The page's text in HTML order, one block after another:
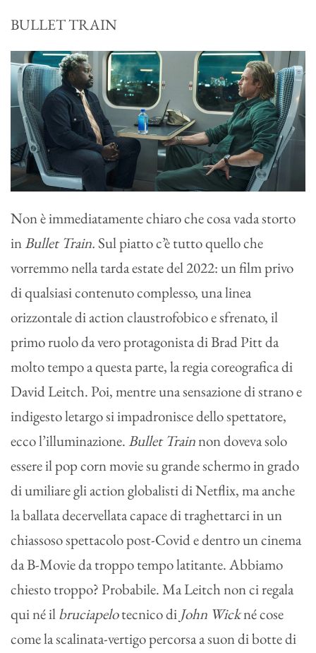
BULLET TRAIN
Non è immediatamente chiaro che cosa vada storto
inBullet Train. Sul piatto c’è tutto quello che
vorremmo nella tarda estate del 2022: un film privo
di qualsiasi contenuto complesso, una linea
orizzontale di action claustrofobico e sfrenato, il
primo ruolo da vero protagonista di Brad Pitt da
molto tempo a questa parte, la regia coreografica di
David Leitch. Poi, mentre una sensazione di strano e
indigesto letargo si impadronisce dello spettatore,
ecco l’illuminazione.Bullet Trainnon doveva solo
essere il pop corn movie su grande schermo in grado
di umiliare gli action globalisti di Netflix, ma anche
la ballata decervellata capace di traghettarci in un
chiassoso spettacolo post-Covid e dentro un cinema
da B-Movie da troppo tempo latitante. Abbiamo
chiesto troppo? Probabile. Ma Leitch non ci regala
qui né ilbruciapelotecnico di John Wickné cose
come la scalinata-vertigo percorsa a suon di botte di